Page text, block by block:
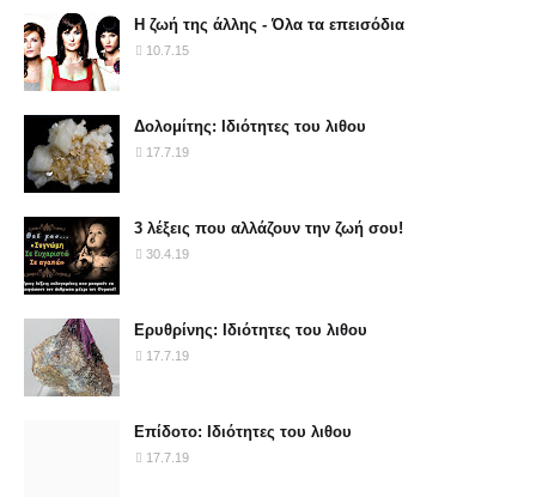
Η ζωή της άλλης - Όλα τα επεισόδια
10.7.15
Δολομίτης: Ιδιότητες του λιθου
17.7.19
3 λέξεις που αλλάζουν την ζωή σου!
30.4.19
Ερυθρίνης: Ιδιότητες του λιθου
17.7.19
Επίδοτο: Ιδιότητες του λιθου
17.7.19